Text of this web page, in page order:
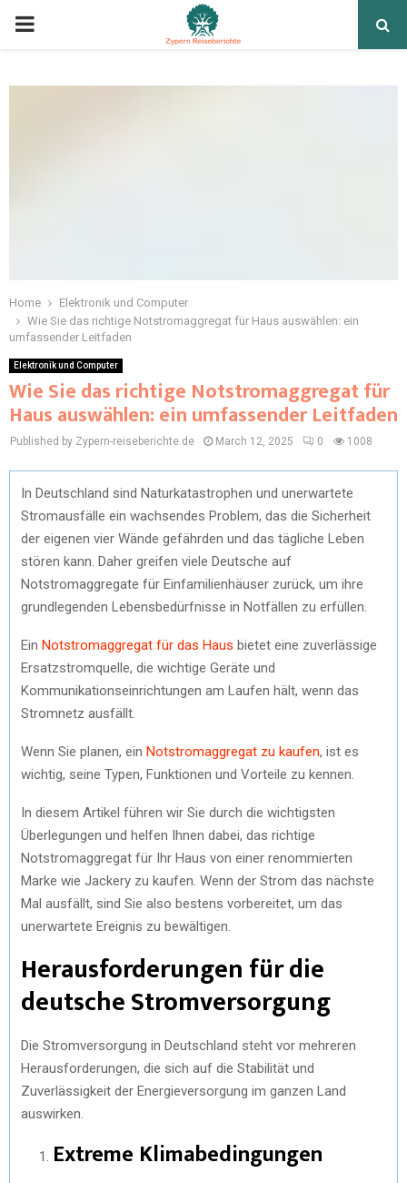
Home
Elektronik und Computer
Wie Sie das richtige Notstromaggregat für Haus auswählen: ein
umfassender Leitfaden
Elektronik und Computer
Wie Sie das richtige Notstromaggregat für
Haus auswählen: ein umfassender Leitfaden
Published by Zypern-reiseberichte.de March 12, 2025 0 1008
In Deutschland sind Naturkatastrophen und unerwartete
Stromausfälle ein wachsendes Problem, das die Sicherheit
der eigenen vier Wände gefährden und das tägliche Leben
stören kann. Daher greifen viele Deutsche auf
Notstromaggregate für Einfamilienhäuser zurück, um ihre
grundlegenden Lebensbedürfnisse in Notfällen zu erfüllen.
Ein Notstromaggregat für das Haus bietet eine zuverlässige
Ersatzstromquelle, die wichtige Geräte und
Kommunikationseinrichtungen am Laufen hält, wenn das
Stromnetz ausfällt.
Wenn Sie planen, ein Notstromaggregat zu kaufen, ist es
wichtig, seine Typen, Funktionen und Vorteile zu kennen.
In diesem Artikel führen wir Sie durch die wichtigsten
Überlegungen und helfen Ihnen dabei, das richtige
Notstromaggregat für Ihr Haus von einer renommierten
Marke wie Jackery zu kaufen. Wenn der Strom das nächste
Mal ausfällt, sind Sie also bestens vorbereitet, um das
unerwartete Ereignis zu bewältigen.
Herausforderungen für die
deutsche Stromversorgung
Die Stromversorgung in Deutschland steht vor mehreren
Herausforderungen, die sich auf die Stabilität und
Zuverlässigkeit der Energieversorgung im ganzen Land
auswirken.
Extreme Klimabedingungen